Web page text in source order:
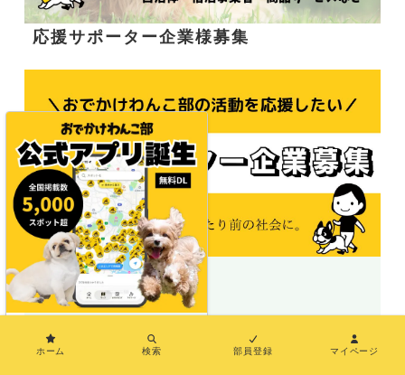
応援サポーター企業様募集
＼地図で探せる／
ホーム 検索 部員登録 マイページ